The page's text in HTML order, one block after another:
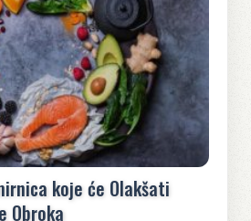
koje će Olakšati
Obroka